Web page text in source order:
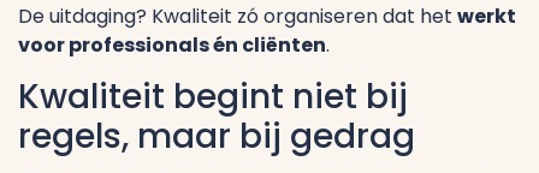
De uitdaging? Kwaliteit zó organiseren dat het werkt
voor professionals én cliënten.
Kwaliteit begint niet bij
regels, maar bij gedrag